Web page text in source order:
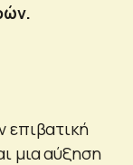
επιβατική
μια αύξηση